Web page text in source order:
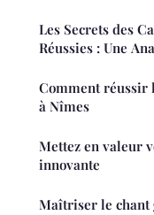
Les Secrets des
Réussies : Une
Comment réussir
à Nîmes
Mettez en valeur
innovante
Maîtriser le chant